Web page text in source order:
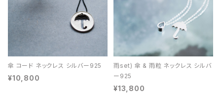
傘 コード ネックレス シルバー925
¥10,800
雨set) 傘 & 雨粒 ネックレス シルバ
ー925
¥13,800